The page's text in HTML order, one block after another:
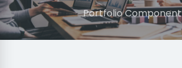
Portfolio Component